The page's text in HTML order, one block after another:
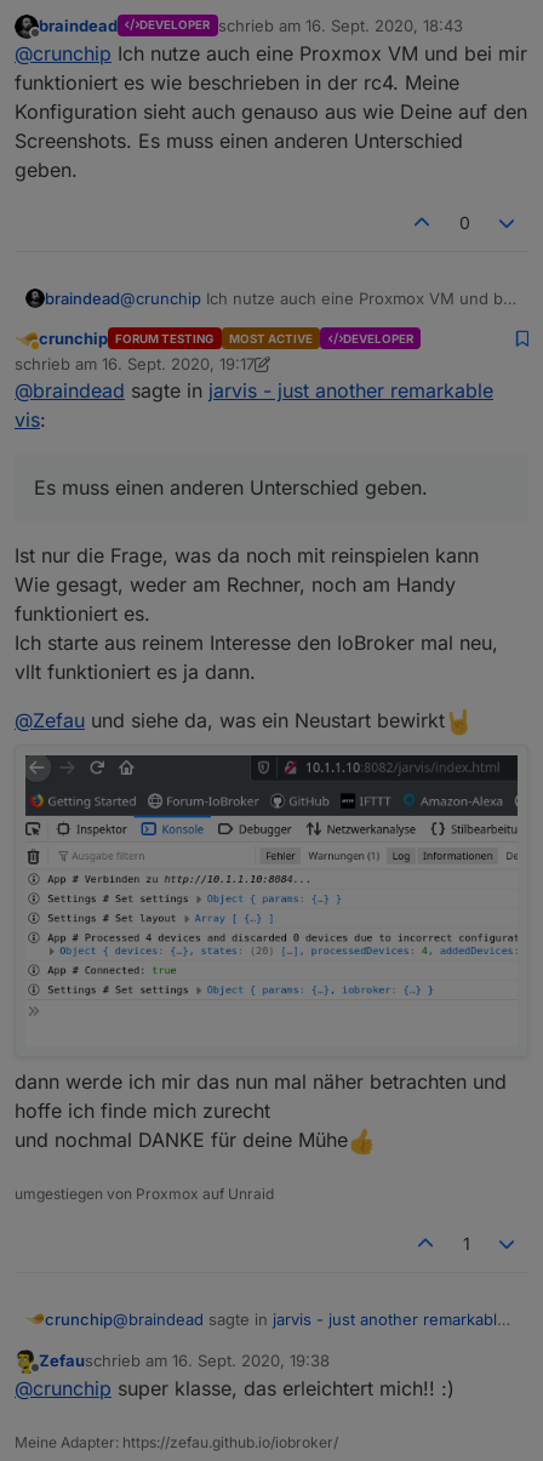
Wenn ich bei Gelegenheit den IoBroker neustarte,
werde ich nochmal testen.
braindead DEVELOPER schrieb am 16. Sept. 2020, 18:43
zuletzt editiert von
@crunchip Ich nutze auch eine Proxmox VM und bei mir
funktioniert es wie beschrieben in der rc4. Meine
Konfiguration sieht auch genauso aus wie Deine auf den
Screenshots. Es muss einen anderen Unterschied
geben.
0
braindead@crunchip Ich nutze auch eine Proxmox VM und bei
Meine Konfiguration sieht auch genauso aus wie
Deine auf den Screenshots. Es muss einen anderen
Unterschied geben.
Abwesend
crunchip FORUM TESTING MOST ACTIVE DEVELOPER
schrieb am 16. Sept. 2020, 19:17
zuletzt editiert von crunchip
@braindead sagte in jarvis - just another remarkable
vis:
Es muss einen anderen Unterschied geben.
Ist nur die Frage, was da noch mit reinspielen kann
Wie gesagt, weder am Rechner, noch am Handy
funktioniert es.
Ich starte aus reinem Interesse den IoBroker mal neu,
vllt funktioniert es ja dann.
@Zefau und siehe da, was ein Neustart bewirkt
dann werde ich mir das nun mal näher betrachten und
hoffe ich finde mich zurecht
und nochmal DANKE für deine Mühe
umgestiegen von Proxmox auf Unraid
1
crunchip@braindead sagte in jarvis - just another remarkable
Es muss einen anderen Unterschied geben.
Ist nur die Frage, was da noch mit reinspielen kann
Offline
Zefauschrieb am 16. Sept. 2020, 19:38
zuletzt editiert von
@crunchip super klasse, das erleichtert mich!! :)
Meine Adapter: https://zefau.github.io/iobroker/